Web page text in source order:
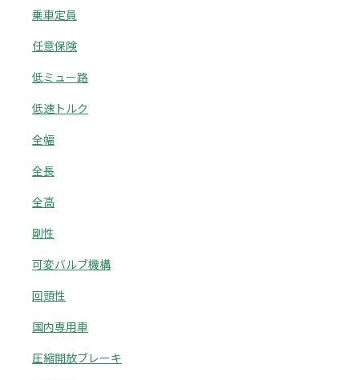
乗車定員
任意保険
低ミュー路
低速トルク
全幅
全長
全高
剛性
可変バルブ機構
回頭性
国内専用車
圧縮開放ブレーキ